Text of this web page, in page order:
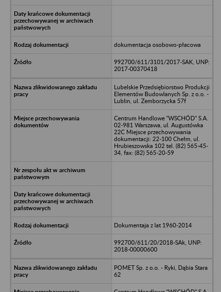
dokumentacja osobowo-płacowa
992700/611/3101/2017-SAK, UNP:
2017-00370418
Lubelskie Przedsiębiorstwo Produkcji
Elementów Budowlanych Sp. z o.o. -
Lublin, ul. Zemborzycka 57f
Centrum Handlowe "WSCHÓD" S.A.
02-981 Warszawa, ul. Augustówka
22C Miejsce przechowywania
dokumentacji: 22-100 Chełm, ul.
Hrubieszowska 102 tel. (82) 565-45-
34, fax: (82) 565-20-59
Dokumentaja z lat 1960-2014
992700/611/20/2018-SAk, UNP:
2018-00000600
POMET Sp. z o.o. - Ryki, Dąbia Stara
62